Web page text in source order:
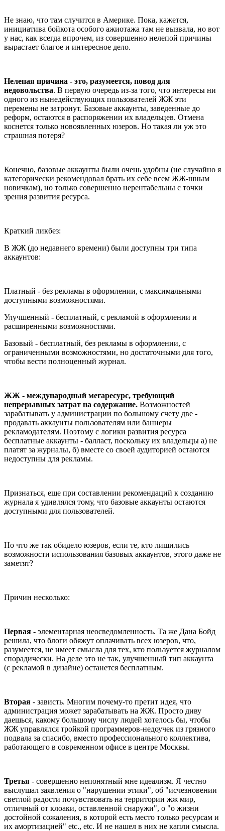
Не знаю, что там случится в Америке. Пока, кажется,
инициатива бойкота особого ажиотажа там не вызвала, но вот
у нас, как всегда впрочем, из совершенно нелепой причины
вырастает благое и интересное дело.
Нелепая причина - это, разумеется, повод для
недовольства. В первую очередь из-за того, что интересы ни
одного из нынедействующих пользователей ЖЖ эти
перемены не затронут. Базовые аккаунты, заведенные до
реформ, остаются в распоряжении их владельцев. Отмена
коснется только новоявленных юзеров. Но такая ли уж это
страшная потеря?
Конечно, базовые аккаунты были очень удобны (не случайно я
категорически рекомендовал брать их себе всем ЖЖ-шным
новичкам), но только совершенно нерентабельны с точки
зрения развития ресурса.
Краткий ликбез:
В ЖЖ (до недавнего времени) были доступны три типа
аккаунтов:
Платный - без рекламы в оформлении, с максимальными
доступными возможностями.
Улучшенный - бесплатный, с рекламой в оформлении и
расширенными возможностями.
Базовый - бесплатный, без рекламы в оформлении, с
ограниченными возможностями, но достаточными для того,
чтобы вести полноценный журнал.
ЖЖ - международный мегаресурс, требующий
непрерывных затрат на содержание. Возможностей
зарабатывать у администрации по большому счету две -
продавать аккаунты пользователям или баннеры
рекламодателям. Поэтому с логики развития ресурса
бесплатные аккаунты - балласт, поскольку их владельцы а) не
платят за журналы, б) вместе со своей аудиторией остаются
недоступны для рекламы.
Признаться, еще при составлении рекомендаций к созданию
журнала я удивлялся тому, что базовые аккаунты остаются
доступными для пользователей.
Но что же так обидело юзеров, если те, кто лишились
возможности использования базовых аккаунтов, этого даже не
заметят?
Причин несколько:
Первая - элементарная неосведомленность. Та же Дана Бойд
решила, что блоги обяжут оплачивать всех юзеров, что,
разумеется, не имеет смысла для тех, кто пользуется журналом
спорадически. На деле это не так, улучшенный тип аккаунта
(с рекламой в дизайне) останется бесплатным.
Вторая - зависть. Многим почему-то претит идея, что
администрация может зарабатывать на ЖЖ. Просто диву
даешься, какому большому числу людей хотелось бы, чтобы
ЖЖ управлялся тройкой программеров-недоучек из грязного
подвала за спасибо, вместо профессионального коллектива,
работающего в современном офисе в центре Москвы.
Третья - совершенно непонятный мне идеализм. Я честно
выслушал заявления о "нарушении этики", об "исчезновении
светлой радости почувствовать на территории жж мир,
отличный от клоаки, оставленной снаружи", о "о жизни
достойной сожаления, в которой есть место только ресурсам и
их амортизацией" etc., etc. И не нашел в них не капли смысла.